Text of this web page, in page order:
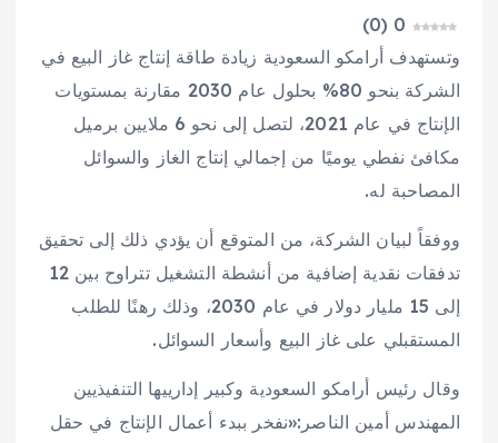
0
(
0
)
وتستهدف أرامكو السعودية زيادة طاقة إنتاج غاز البيع في
الشركة بنحو 80% بحلول عام 2030 مقارنة بمستويات
الإنتاج في عام 2021، لتصل إلى نحو 6 ملايين برميل
مكافئ نفطي يوميًا من إجمالي إنتاج الغاز والسوائل
المصاحبة له.
ووفقاً لبيان الشركة، من المتوقع أن يؤدي ذلك إلى تحقيق
تدفقات نقدية إضافية من أنشطة التشغيل تتراوح بين 12
إلى 15 مليار دولار في عام 2030، وذلك رهنًا للطلب
المستقبلي على غاز البيع وأسعار السوائل.
وقال رئيس أرامكو السعودية وكبير إدارييها التنفيذيين
المهندس أمين الناصر:«نفخر ببدء أعمال الإنتاج في حقل